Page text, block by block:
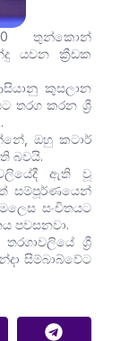
තුන්කොන්
යවන ක්‍රීඩක
කුසලාන
තරග කරන ශ්‍රී
ඔහු කටාර්
බවයි.
ඇති වූ
සම්පූර්ණයෙන්
සංචිතයට
පවසනවා.
ශ්‍රී
සිම්බාබ්වේට